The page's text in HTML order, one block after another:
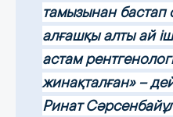
тамызынан бастап
алғашқы алты ай
астам
жинақталған» –
Ринат